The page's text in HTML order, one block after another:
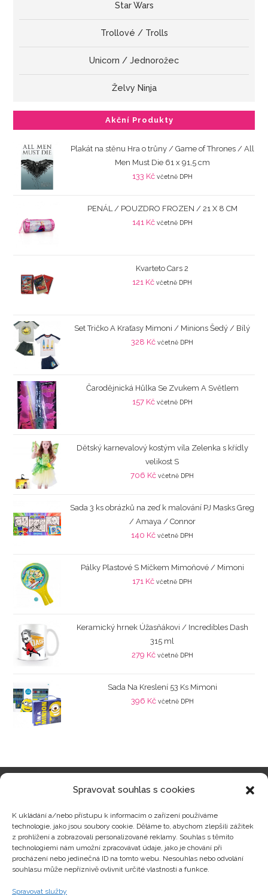
Spravovat souhlas s cookies
K ukládání a/nebo přístupu k informacím o zařízení používáme
technologie, jako jsou soubory cookie. Děláme to, abychom zlepšili zážitek
z prohlížení a zobrazovali personalizované reklamy. Souhlas s těmito
technologiemi nám umožní zpracovávat údaje, jako je chování při
procházení nebo jedinečná ID na tomto webu. Nesouhlas nebo odvolání
souhlasu může nepříznivě ovlivnit určité vlastnosti a funkce.
Spravovat služby
Star Wars
Trollové / Trolls
Unicorn / Jednorožec
Želvy Ninja
Akční Produkty
Plakát na stěnu Hra o trůny / Game of Thrones / All
Men Must Die 61 x 91,5 cm
133 Kč včetně DPH
PENÁL / POUZDRO FROZEN / 21 X 8 CM
141 Kč včetně DPH
Kvarteto Cars 2
121 Kč včetně DPH
Set Tričko A Kraťasy Mimoni / Minions Šedý / Bílý
328 Kč včetně DPH
Čarodějnická Hůlka Se Zvukem A Světlem
157 Kč včetně DPH
Dětský karnevalový kostým víla Zelenka s křídly
velikost S
706 Kč včetně DPH
Sada 3 ks obrázků na zeď k malování PJ Masks Greg
/ Amaya / Connor
140 Kč včetně DPH
Pálky Plastové S Míčkem Mimoňové / Mimoni
171 Kč včetně DPH
Keramický hrnek Úžasňákovi / Incredibles Dash
315 ml
279 Kč včetně DPH
Sada Na Kreslení 53 Ks Mimoni
396 Kč včetně DPH
Zajímavosti